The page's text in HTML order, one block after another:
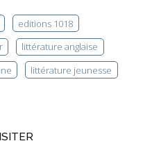
editions 1018
littérature anglaise
littérature jeunesse